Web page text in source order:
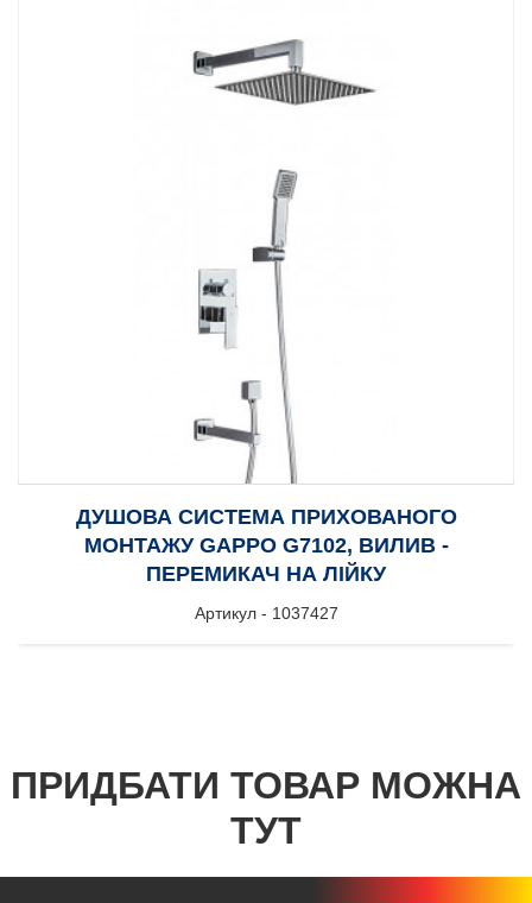
ДУШОВА CИСТЕМА ПРИХОВАНОГО
МОНТАЖУ GAPPO G7102, ВИЛИВ -
ПЕРЕМИКАЧ НА ЛІЙКУ
Артикул - 1037427
ПРИДБАТИ ТОВАР МОЖНА
ТУТ